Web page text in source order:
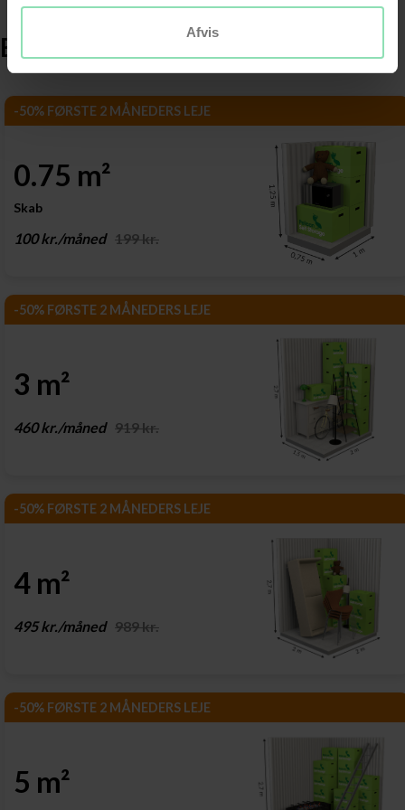
Afvis
Brug for en anden størrelse rum?
-50% FØRSTE 2 MÅNEDERS LEJE
0.75 m²
Skab
100 kr./måned 199 kr.
-50% FØRSTE 2 MÅNEDERS LEJE
3 m²
460 kr./måned 919 kr.
-50% FØRSTE 2 MÅNEDERS LEJE
4 m²
495 kr./måned 989 kr.
-50% FØRSTE 2 MÅNEDERS LEJE
5 m²